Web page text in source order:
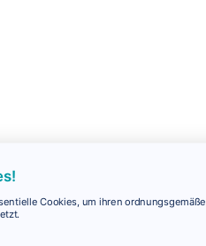
Cookies, um ihren